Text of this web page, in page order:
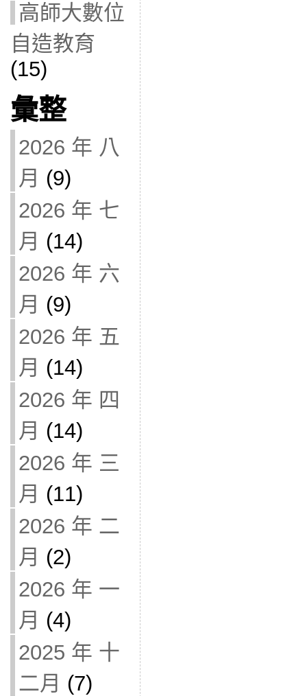
高師大數位
自造教育
(15)
彙整
2026 年 八
月 (9)
2026 年 七
月 (14)
2026 年 六
月 (9)
2026 年 五
月 (14)
2026 年 四
月 (14)
2026 年 三
月 (11)
2026 年 二
月 (2)
2026 年 一
月 (4)
2025 年 十
二月 (7)